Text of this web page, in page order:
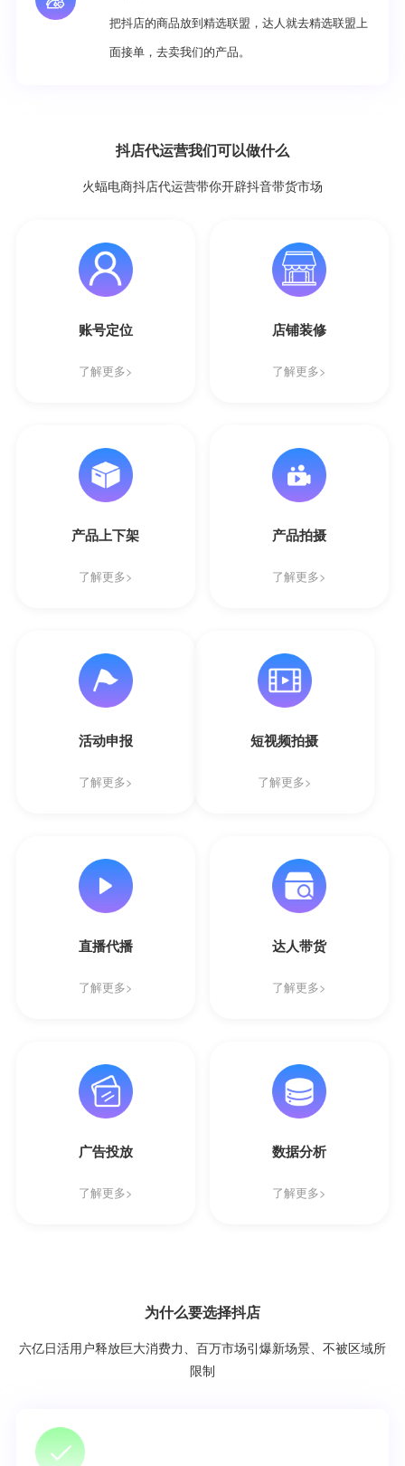
把抖店的商品放到精选联盟，达人就去精选联盟上
面接单，去卖我们的产品。
抖店代运营我们可以做什么
火蝠电商抖店代运营带你开辟抖音带货市场
账号定位
了解更多>
店铺装修
了解更多>
产品上下架
了解更多>
产品拍摄
了解更多>
活动申报
了解更多>
短视频拍摄
了解更多>
直播代播
了解更多>
达人带货
了解更多>
广告投放
了解更多>
数据分析
了解更多>
为什么要选择抖店
六亿日活用户释放巨大消费力、百万市场引爆新场景、不被区域所
限制